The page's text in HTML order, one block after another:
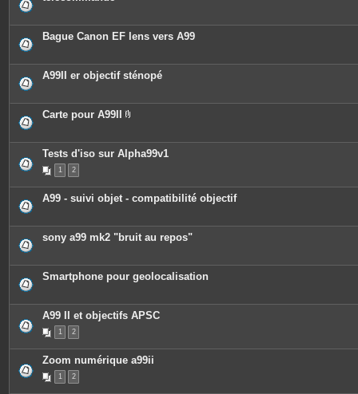
Bague Canon EF lens vers A99
A99II er objectif sténopé
Carte pour A99II
è
c
o
e
s
Tests d'iso sur Alpha99v1
1 2
A99 - suivi objet - compatibilité objectif
sony a99 mk2 "bruit au repos"
Smartphone pour geolocalisation
A99 II et objectifs APSC
1 2
Zoom numérique a99ii
1 2